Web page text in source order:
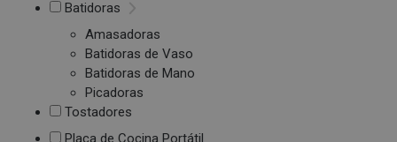
Batidoras
Amasadoras
Batidoras de Vaso
Batidoras de Mano
Picadoras
Tostadores
Placa de Cocina Portátil